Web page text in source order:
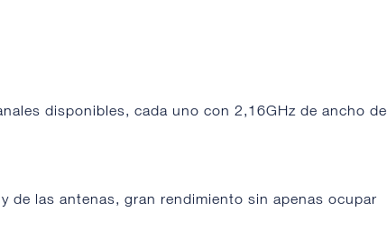
disponibles, cada uno con 2,16GHz de ancho de
de las antenas, gran rendimiento sin apenas ocupar